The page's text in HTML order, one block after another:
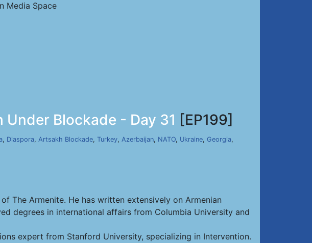
Media Space
Blockade - Day 31 [EP199]
, Diaspora, Artsakh Blockade, Turkey, Azerbaijan, NATO, Ukraine, Georgia,
The Armenite. He has written extensively on Armenian
degrees in international affairs from Columbia University and
expert from Stanford University, specializing in Intervention.